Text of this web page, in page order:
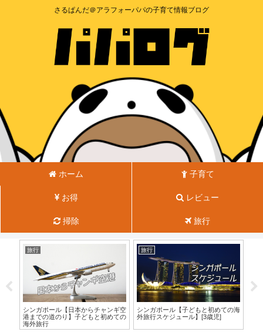
さるぱんだ＠アラフォーパパの子育て情報ブログ
ホーム 子育て
お得 レビュー
掃除 旅行
旅行
シンガポール【日本からチャンギ空
港までの道のり】子どもと初めての
海外旅行
旅行
シンガポール【子どもと初めての海
外旅行スケジュール】[3歳児]